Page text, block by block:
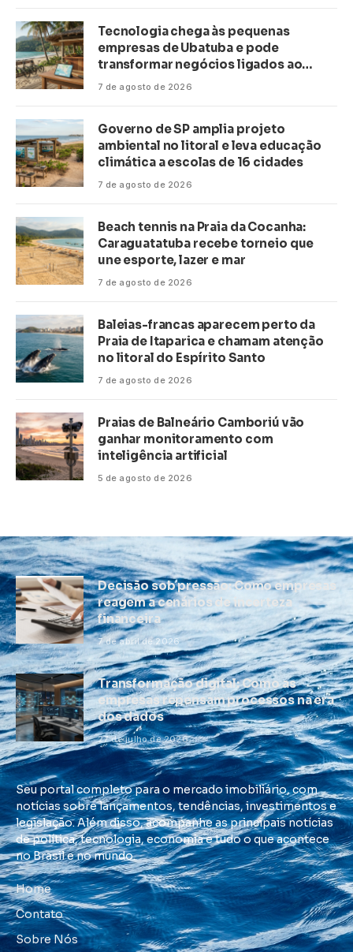
Tecnologia chega às pequenas
empresas de Ubatuba e pode
transformar negócios ligados ao
turismo no litoral
7 de agosto de 2026
Governo de SP amplia projeto
ambiental no litoral e leva educação
climática a escolas de 16 cidades
7 de agosto de 2026
Beach tennis na Praia da Cocanha:
Caraguatatuba recebe torneio que
une esporte, lazer e mar
7 de agosto de 2026
Baleias-francas aparecem perto da
Praia de Itaparica e chamam atenção
no litoral do Espírito Santo
7 de agosto de 2026
Praias de Balneário Camboriú vão
ganhar monitoramento com
inteligência artificial
5 de agosto de 2026
Decisão sob pressão: Como empresas
reagem a cenários de incerteza
financeira
7 de abril de 2026
Transformação digital: Como as
empresas repensam processos na era
dos dados
27 de julho de 2026
Seu portal completo para o mercado imobiliário, com
notícias sobre lançamentos, tendências, investimentos e
legislação. Além disso, acompanhe as principais notícias
de política, tecnologia, economia e tudo o que acontece
no Brasil e no mundo.
Home
Contato
Sobre Nós